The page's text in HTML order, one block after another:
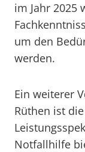
im Jahr 2025
um den
werden.
Ein weiterer
Rüthen ist
Notfallhilfe